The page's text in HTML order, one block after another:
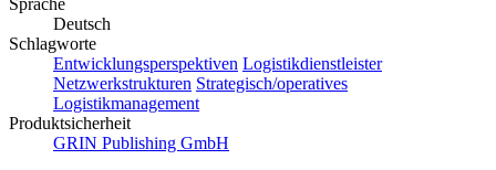
Sprache
Deutsch
Schlagworte
Entwicklungsperspektiven Logistikdienstleister
Netzwerkstrukturen Strategisch/operatives
Logistikmanagement
Produktsicherheit
GRIN Publishing GmbH